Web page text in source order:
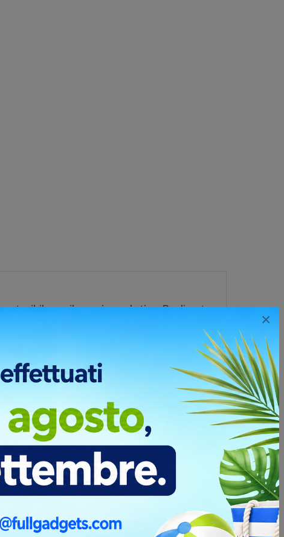
×
per il proprio marketing. Realizzata
peso totale dell'articolo. La certificazione
come orologio, sveglia, calendario,
Inoltre, include un cavo di ricarica di